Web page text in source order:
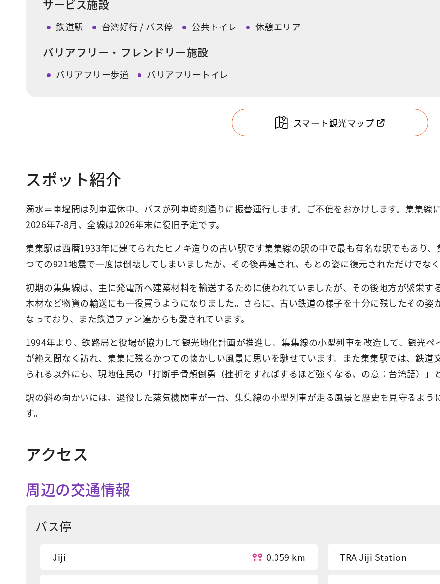
サービス施設
鉄道駅 台湾好行 / バス停 公共トイレ 休憩エリア
バリアフリー・フレンドリー施設
バリアフリー歩道 バリアフリートイレ
スマート観光マップ
スポット紹介
濁水＝車埕間は列車運休中、バスが列車時刻通りに振替運行します。ご不便をおかけします。集集線
2026年7-8月、全線は2026年末に復旧予定です。
集集駅は西暦1933年に建てられたヒノキ造りの古い駅です集集線の駅の中で最も有名な駅でもあり
つての921地震で一度は倒壊してしまいましたが、その後再建され、もとの姿に復元されただけでな
初期の集集線は、主に発電所へ建築材料を輸送するために使われていましたが、その後地方が繁栄す
木材など物資の輸送にも一役買うようになりました。さらに、古い鉄道の様子を十分に残したその
なっており、また鉄道ファン達からも愛されています。
1994年より、鉄路局と役場が協力して観光地化計画が推進し、集集線の小型列車を改造して、観光
が絶え間なく訪れ、集集に残るかつての懐かしい風景に思いを馳せています。また集集駅では、鉄
られる以外にも、現地住民の「打断手骨顛倒勇（挫折をすればするほど強くなる、の意：台湾語）
駅の斜め向かいには、退役した蒸気機関車が一台、集集線の小型列車が走る風景と歴史を見守るよ
す。
アクセス
周辺の交通情報
バス停
Jiji 0.059 km TRA Jiji Station